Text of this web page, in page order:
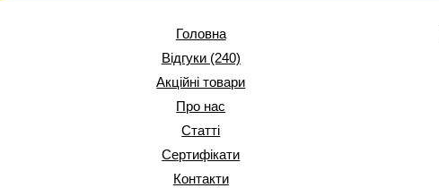
Головна
Відгуки (240)
Акційні товари
Про нас
Статті
Сертифікати
Контакти